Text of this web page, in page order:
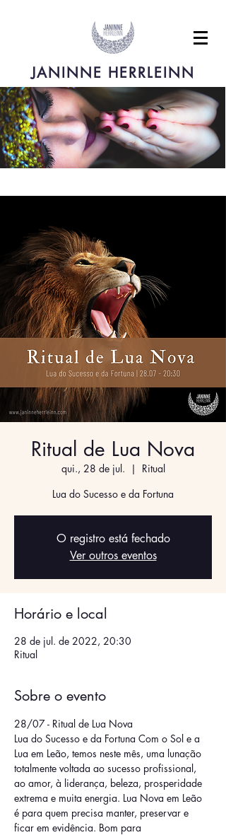
JANINNE HERRLEINN
Ritual de Lua Nova
qui., 28 de jul.
  |
Ritual
Lua do Sucesso e da Fortuna
O registro está fechado
Ver outros eventos
Horário e local
28 de jul. de 2022, 20:30
Ritual
Sobre o evento
28/07 - Ritual de Lua Nova
Lua do Sucesso e da Fortuna Com o Sol e a
Lua em Leão, temos neste mês, uma lunação
totalmente voltada ao sucesso profissional,
ao amor, à liderança, beleza, prosperidade
extrema e muita energia. Lua Nova em Leão
é para quem precisa manter, preservar e
ficar em evidência. Bom para